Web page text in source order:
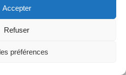
Accepter
Refuser
préférences
Facebook